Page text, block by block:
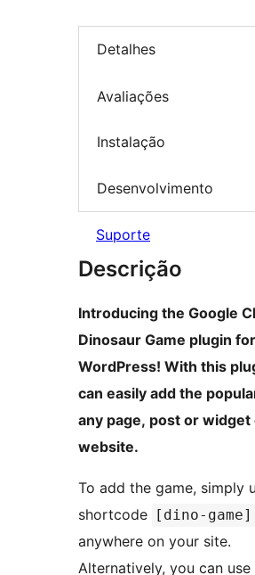
Detalhes
Avaliações
Instalação
Desenvolvimento
Suporte
Descrição
Introducing the Google
Dinosaur Game plugin for
WordPress! With this
can easily add the
any page, post or widget
website.
To add the game, simply
shortcode
[dino-game]
anywhere on your site.
Alternatively, you can